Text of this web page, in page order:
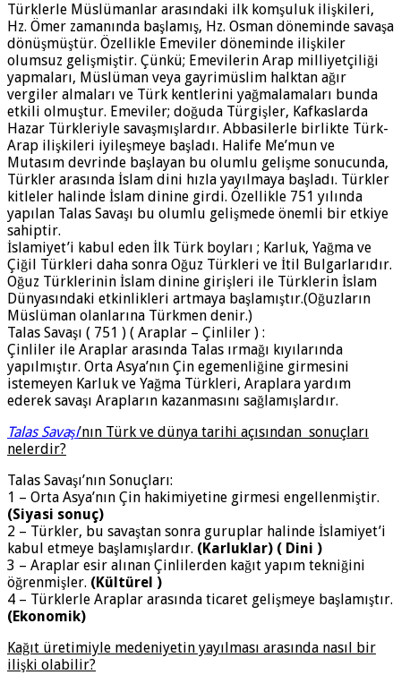
Türklerle Müslümanlar arasındaki ilk komşuluk ilişkileri,
Hz. Ömer zamanında başlamış, Hz. Osman döneminde savaşa
dönüşmüştür. Özellikle Emeviler döneminde ilişkiler
olumsuz gelişmiştir. Çünkü; Emevilerin Arap milliyetçiliği
yapmaları, Müslüman veya gayrimüslim halktan ağır
vergiler almaları ve Türk kentlerini yağmalamaları bunda
etkili olmuştur. Emeviler; doğuda Türgişler, Kafkaslarda
Hazar Türkleriyle savaşmışlardır. Abbasilerle birlikte Türk-
Arap ilişkileri iyileşmeye başladı. Halife Me’mun ve
Mutasım devrinde başlayan bu olumlu gelişme sonucunda,
Türkler arasında İslam dini hızla yayılmaya başladı. Türkler
kitleler halinde İslam dinine girdi. Özellikle 751 yılında
yapılan Talas Savaşı bu olumlu gelişmede önemli bir etkiye
sahiptir.
İslamiyet’i kabul eden İlk Türk boyları ; Karluk, Yağma ve
Çiğil Türkleri daha sonra Oğuz Türkleri ve İtil Bulgarlarıdır.
Oğuz Türklerinin İslam dinine girişleri ile Türklerin İslam
Dünyasındaki etkinlikleri artmaya başlamıştır.(Oğuzların
Müslüman olanlarına Türkmen denir.)
Talas Savaşı ( 751 ) ( Araplar – Çinliler ) :
Çinliler ile Araplar arasında Talas ırmağı kıyılarında
yapılmıştır. Orta Asya’nın Çin egemenliğine girmesini
istemeyen Karluk ve Yağma Türkleri, Araplara yardım
ederek savaşı Arapların kazanmasını sağlamışlardır.
Talas Savaşı’nın Türk ve dünya tarihi açısından sonuçları
nelerdir?
Talas Savaşı’nın Sonuçları:
1 – Orta Asya’nın Çin hakimiyetine girmesi engellenmiştir.
(Siyasi sonuç)
2 – Türkler, bu savaştan sonra guruplar halinde İslamiyet’i
kabul etmeye başlamışlardır. (Karluklar) ( Dini )
3 – Araplar esir alınan Çinlilerden kağıt yapım tekniğini
öğrenmişler. (Kültürel )
4 – Türklerle Araplar arasında ticaret gelişmeye başlamıştır.
(Ekonomik)
Kağıt üretimiyle medeniyetin yayılması arasında nasıl bir
ilişki olabilir?